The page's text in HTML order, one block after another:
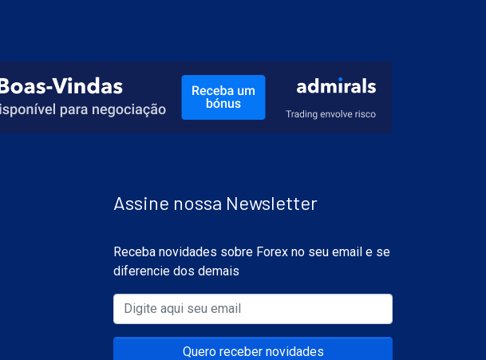
Assine nossa Newsletter
Receba novidades sobre Forex no seu email e se
diferencie dos demais
Quero receber novidades